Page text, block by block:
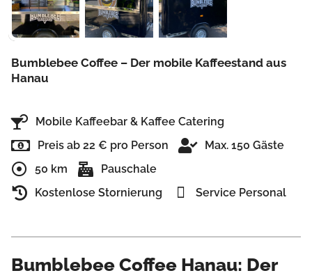
Bumblebee Coffee – Der mobile Kaffeestand aus
Hanau
Mobile Kaffeebar & Kaffee Catering
Preis ab 22 € pro Person
Max. 150 Gäste
50 km
Pauschale
Kostenlose Stornierung
Service Personal
Bumblebee Coffee Hanau: Der